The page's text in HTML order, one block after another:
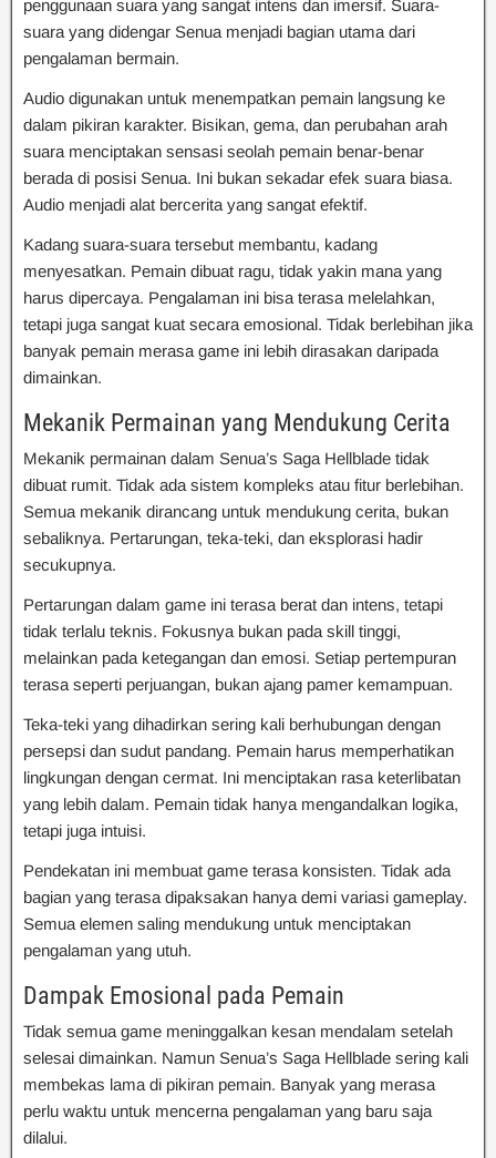
penggunaan suara yang sangat intens dan imersif. Suara-
suara yang didengar Senua menjadi bagian utama dari
pengalaman bermain.
Audio digunakan untuk menempatkan pemain langsung ke
dalam pikiran karakter. Bisikan, gema, dan perubahan arah
suara menciptakan sensasi seolah pemain benar-benar
berada di posisi Senua. Ini bukan sekadar efek suara biasa.
Audio menjadi alat bercerita yang sangat efektif.
Kadang suara-suara tersebut membantu, kadang
menyesatkan. Pemain dibuat ragu, tidak yakin mana yang
harus dipercaya. Pengalaman ini bisa terasa melelahkan,
tetapi juga sangat kuat secara emosional. Tidak berlebihan jika
banyak pemain merasa game ini lebih dirasakan daripada
dimainkan.
Mekanik Permainan yang Mendukung Cerita
Mekanik permainan dalam Senua’s Saga Hellblade tidak
dibuat rumit. Tidak ada sistem kompleks atau fitur berlebihan.
Semua mekanik dirancang untuk mendukung cerita, bukan
sebaliknya. Pertarungan, teka-teki, dan eksplorasi hadir
secukupnya.
Pertarungan dalam game ini terasa berat dan intens, tetapi
tidak terlalu teknis. Fokusnya bukan pada skill tinggi,
melainkan pada ketegangan dan emosi. Setiap pertempuran
terasa seperti perjuangan, bukan ajang pamer kemampuan.
Teka-teki yang dihadirkan sering kali berhubungan dengan
persepsi dan sudut pandang. Pemain harus memperhatikan
lingkungan dengan cermat. Ini menciptakan rasa keterlibatan
yang lebih dalam. Pemain tidak hanya mengandalkan logika,
tetapi juga intuisi.
Pendekatan ini membuat game terasa konsisten. Tidak ada
bagian yang terasa dipaksakan hanya demi variasi gameplay.
Semua elemen saling mendukung untuk menciptakan
pengalaman yang utuh.
Dampak Emosional pada Pemain
Tidak semua game meninggalkan kesan mendalam setelah
selesai dimainkan. Namun Senua’s Saga Hellblade sering kali
membekas lama di pikiran pemain. Banyak yang merasa
perlu waktu untuk mencerna pengalaman yang baru saja
dilalui.